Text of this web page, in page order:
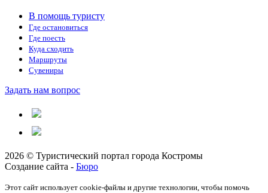
В помощь туристу
Где остановиться
Где поесть
Куда сходить
Маршруты
Сувениры
Задать нам вопрос
2026 © Туристический портал города Костромы
Создание сайта - Бюро
Этот сайт использует cookie-файлы и другие технологии, чтобы помочь